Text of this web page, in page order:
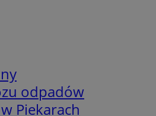
odpadów
Piekarach